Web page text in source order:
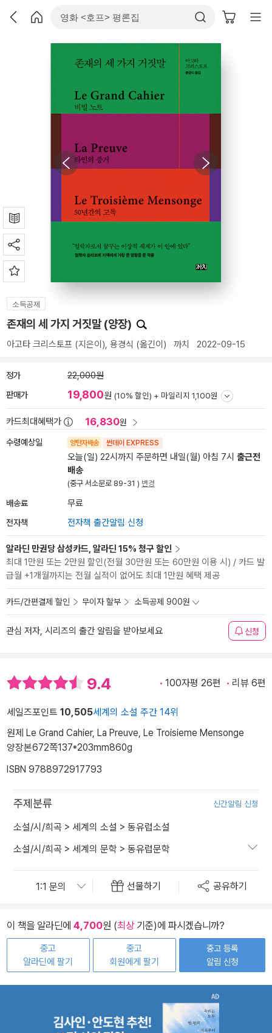
소득공제
존재의 세 가지 거짓말 (양장)
아고타 크리스토프 (지은이), 용경식 (옮긴이) 까치 2022-09-15
정가 22,000원
판매가 19,800원 (10% 할인) + 마일리지 1,100원
카드최대혜택가 16,830원
수령예상일 양탄자배송 썬데이 EXPRESS
오늘(일) 22시까지 주문하면 내일(월) 아침 7시 출근전
배송
(중구 서소문로 89-31 ) 변경
배송료 무료
전자책 전자책 출간알림 신청
알라딘 만권당 삼성카드, 알라딘 15% 청구 할인
최대 1만원 또는 2만원 할인(전월 30만원 또는 60만원 이용 시) / 카드 발
급월 +1개월까지는 전월 실적이 없어도 최대 1만원 혜택 제공
카드/간편결제 할인 무이자 할부 소득공제 900원
관심 저자, 시리즈의 출간 알림을 받아보세요 신청
9.4 100자평 26편 리뷰 6편
세일즈포인트 10,505세계의 소설 주간 14위
원제 Le Grand Cahier, La Preuve, Le Troisieme Mensonge
양장본672쪽137*203mm860g
ISBN 9788972917793
주제분류 신간알림 신청
소설/시/희곡 > 세계의 소설 > 동유럽소설
소설/시/희곡 > 세계의 문학 > 동유럽문학
선물하기 공유하기
이 책을 알라딘에 4,700원 (최상기준)에 파시겠습니까?
중고
알라딘에 팔기
중고
회원에게 팔기
중고 등록
알림 신청